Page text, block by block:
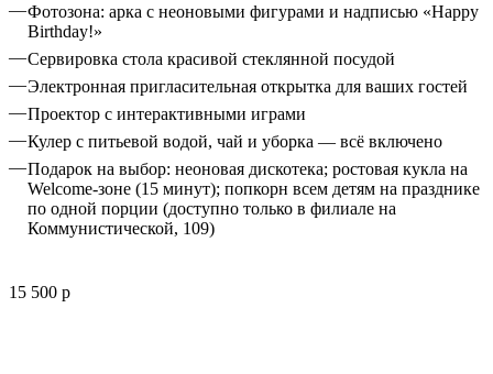
Фотозона: арка с неоновыми фигурами и надписью «Happy
Birthday!»
Сервировка стола красивой стеклянной посудой
Электронная пригласительная открытка для ваших гостей
Проектор с интерактивными играми
Кулер с питьевой водой, чай и уборка — всё включено
Подарок на выбор: неоновая дискотека; ростoвая кукла на
Welcome-зоне (15 минут); попкорн всем детям на празднике
по одной порции (доступно только в филиале на
Коммунистической, 109)
15 500 р